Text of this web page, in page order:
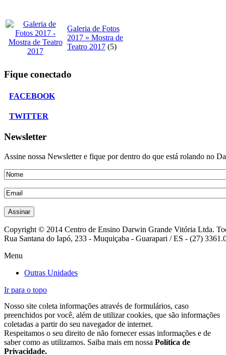
Galeria de Fotos
2017 » Mostra de
Teatro 2017 (5)
Fique conectado
FACEBOOK
TWITTER
Newsletter
Assine nossa Newsletter e fique por dentro do que está rolando no
Copyright © 2014 Centro de Ensino Darwin Grande Vitória Ltda.
Rua Santana do Iapó, 233 - Muquiçaba - Guarapari / ES - (27)
Menu
Outras Unidades
Ir para o topo
Nosso site coleta informações através de formulários, caso
preenchidos por você, além de utilizar cookies, que são informações
coletadas a partir do seu navegador de internet.
Respeitamos o seu direito de não fornecer essas informações e de
saber como as utilizamos. Saiba mais em nossa Política de
Privacidade.